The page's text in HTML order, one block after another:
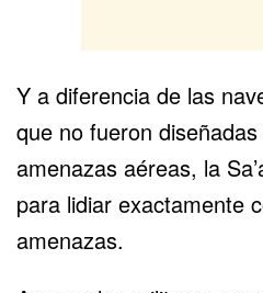
Y a diferencia de las
que no fueron
amenazas aéreas, la
para lidiar exactamente
amenazas.